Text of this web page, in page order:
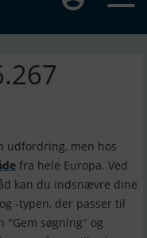
udfordring, men hos
fra hele Europa. Ved
kan du indsnævre dine
-typen, der passer til
"Gem søgning" og